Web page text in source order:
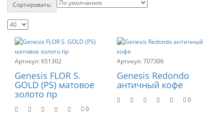
Сортировать:
651302
Genesis FLOR S.
GOLD (PS) матовое
золото пр
0
707306
Genesis Redondo
античный кофе
0